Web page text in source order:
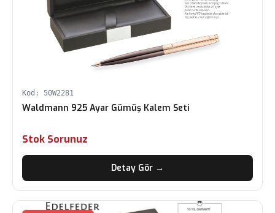
Kod: 50W2281
Waldmann 925 Ayar Gümüş Kalem Seti
Stok Sorunuz
Detay Gör →